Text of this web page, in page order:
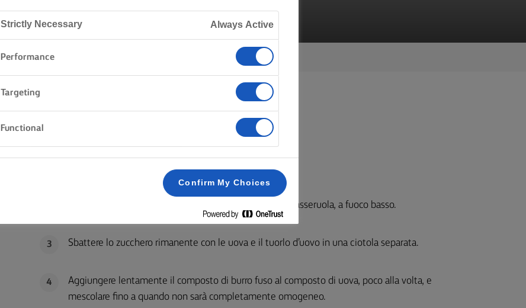
Preriscaldare il forno a 170°C /150°C, se ventilato.
Sciogliere il burro Lurpak® e 100 g di zucchero in una casseruola, a fuoco basso.
3 Sbattere lo zucchero rimanente con le uova e il tuorlo d’uovo in una ciotola separata.
4
Aggiungere lentamente il composto di burro fuso al composto di uova, poco alla volta, e
mescolare fino a quando non sarà completamente omogeneo.
Strictly Necessary Always Active
Performance
Targeting
Functional
Confirm My Choices